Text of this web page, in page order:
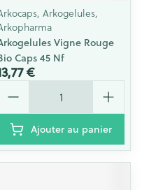
Arkogelules,
Vigne Rouge
Caps 45 Nf
€
Ajouter au panier